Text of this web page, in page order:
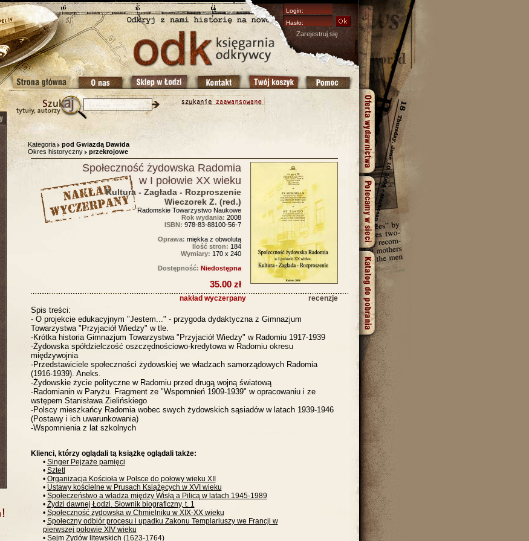
Zarejestruj się
Kategoria
pod Gwiazdą Dawida
Okres historyczny
przekrojowe
Społeczność żydowska Radomia
w I połowie XX wieku
Kultura - Zagłada - Rozproszenie
Wieczorek Z. (red.)
Radomskie Towarzystwo Naukowe
Rok wydania: 2008
ISBN: 978-83-88100-56-7
Oprawa: miękka z obwolutą
Ilość stron: 184
Wymiary: 170 x 240
Dostępność: Niedostępna
35.00 zł
nakład wyczerpany recenzje
Spis treści:
- O projekcie edukacyjnym "Jestem..." - przygoda dydaktyczna z Gimnazjum
Towarzystwa "Przyjaciół Wiedzy" w tle.
-Krótka historia Gimnazjum Towarzystwa "Przyjaciół Wiedzy" w Radomiu 1917-1939
-Żydowska spółdzielczość oszczędnościowo-kredytowa w Radomiu okresu
międzywojnia
-Przedstawiciele społeczności żydowskiej we władzach samorządowych Radomia
(1916-1939). Aneks.
-Żydowskie życie polityczne w Radomiu przed drugą wojną światową
-Radomianin w Paryżu. Fragment ze "Wspomnień 1909-1939" w opracowaniu i ze
wstępem Stanisława Zielińskiego
-Polscy mieszkańcy Radomia wobec swych żydowskich sąsiadów w latach 1939-1946
(Postawy i ich uwarunkowania)
-Wspomnienia z lat szkolnych
Klienci, którzy oglądali tą książkę oglądali także:
• Singer Pejzaże pamięci
• Sztetl
• Organizacja Kościoła w Polsce do połowy wieku XII
• Ustawy kościelne w Prusach Książęcych w XVI wieku
• Społeczeństwo a władza między Wisłą a Pilicą w latach 1945-1989
• Żydzi dawnej Łodzi. Słownik biograficzny, t. 1
• Społeczność żydowska w Chmielniku w XIX-XX wieku
• Społeczny odbiór procesu i upadku Zakonu Templariuszy we Francji w
pierwszej połowie XIV wieku
• Sejm Żydów litewskich (1623-1764)